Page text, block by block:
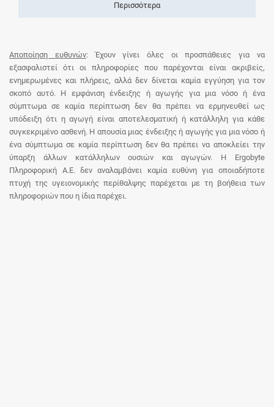
Περισσότερα
Αποποίηση ευθυνών: Έχουν γίνει όλες οι προσπάθειες για να
εξασφαλιστεί ότι οι πληροφορίες που παρέχονται είναι ακριβείς,
ενημερωμένες και πλήρεις, αλλά δεν δίνεται καμία εγγύηση για τον
σκοπό αυτό. Η εμφάνιση ένδειξης ή αγωγής για μια νόσο ή ένα
σύμπτωμα σε καμία περίπτωση δεν θα πρέπει να ερμηνευθεί ως
υπόδειξη ότι η αγωγή είναι αποτελεσματική ή κατάλληλη για κάθε
συγκεκριμένο ασθενή. Η απουσία μιας ένδειξης ή αγωγής για μια νόσο ή
ένα σύμπτωμα σε καμία περίπτωση δεν θα πρέπει να αποκλείει την
ύπαρξη άλλων κατάλληλων ουσιών και αγωγών. Η Ergobyte
Πληροφορική Α.Ε. δεν αναλαμβάνει καμία ευθύνη για οποιαδήποτε
πτυχή της υγειονομικής περίθαλψης παρέχεται με τη βοήθεια των
πληροφοριών που η ίδια παρέχει.